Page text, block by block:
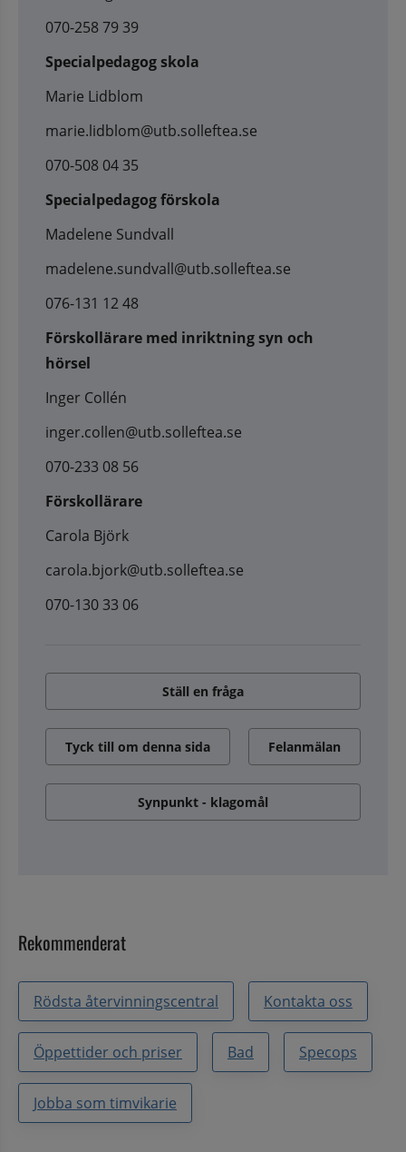
070-258 79 39
Specialpedagog skola
Marie Lidblom
marie.lidblom@utb.solleftea.se
070-508 04 35
Specialpedagog förskola
Madelene Sundvall
madelene.sundvall@utb.solleftea.se
076-131 12 48
Förskollärare med inriktning syn och
hörsel
Inger Collén
inger.collen@utb.solleftea.se
070-233 08 56
Förskollärare
Carola Björk
carola.bjork@utb.solleftea.se
070-130 33 06
Ställ en fråga
Tyck till om denna sida Felanmälan
Synpunkt - klagomål
Rekommenderat
Rödsta återvinningscentral Kontakta oss
Öppettider och priser Bad Specops
Jobba som timvikarie